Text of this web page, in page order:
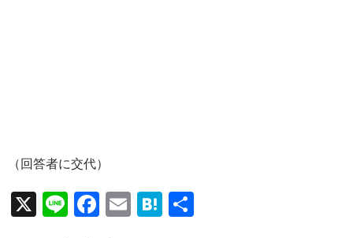
（回答者に交代）
X
Li
F
E
H